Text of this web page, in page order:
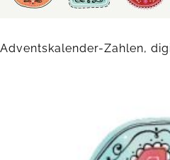
Adventskalender-Zahlen,